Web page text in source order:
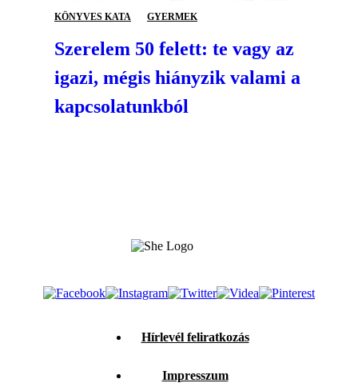
KÖNYVES KATA GYERMEK
Szerelem 50 felett: te vagy az
igazi, mégis hiányzik valami a
kapcsolatunkból
Hírlevél feliratkozás
Impresszum